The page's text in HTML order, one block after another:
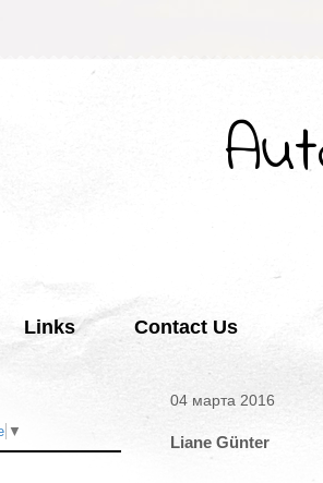
Links Contact Us
04 марта 2016
Liane Günter
▼